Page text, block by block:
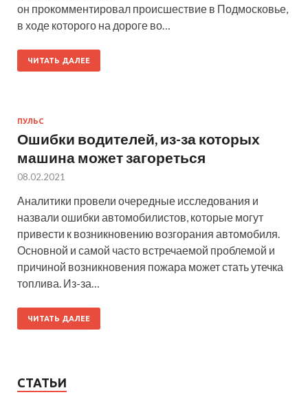
он прокомментировал происшествие в Подмосковье,
в ходе которого на дороге во…
ЧИТАТЬ ДАЛЕЕ
ПУЛЬС
Ошибки водителей, из-за которых
машина может загореться
08.02.2021
Аналитики провели очередные исследования и
назвали ошибки автомобилистов, которые могут
привести к возникновению возгорания автомобиля.
Основной и самой часто встречаемой проблемой и
причиной возникновения пожара может стать утечка
топлива. Из-за…
ЧИТАТЬ ДАЛЕЕ
СТАТЬИ